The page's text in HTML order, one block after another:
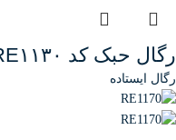
رگال حبک کد RE۱۱۳۰
رگال ایستاده